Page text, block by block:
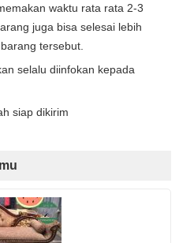
waktu rata rata 2-3
juga bisa selesai lebih
tersebut.
selalu diinfokan kepada
siap dikirim